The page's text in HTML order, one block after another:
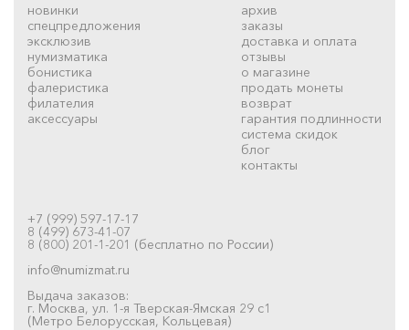
новинки
спецпредложения
эксклюзив
нумизматика
бонистика
фалеристика
филателия
аксессуары
архив
заказы
доставка и оплата
отзывы
о магазине
продать монеты
возврат
гарантия подлинности
система скидок
блог
контакты
+7 (999) 597-17-17
8 (499) 673-41-07
8 (800) 201-1-201 (бесплатно по России)
info@numizmat.ru
Выдача заказов:
г. Москва, ул. 1-я Тверская-Ямская 29 с1
(Метро Белорусская, Кольцевая)